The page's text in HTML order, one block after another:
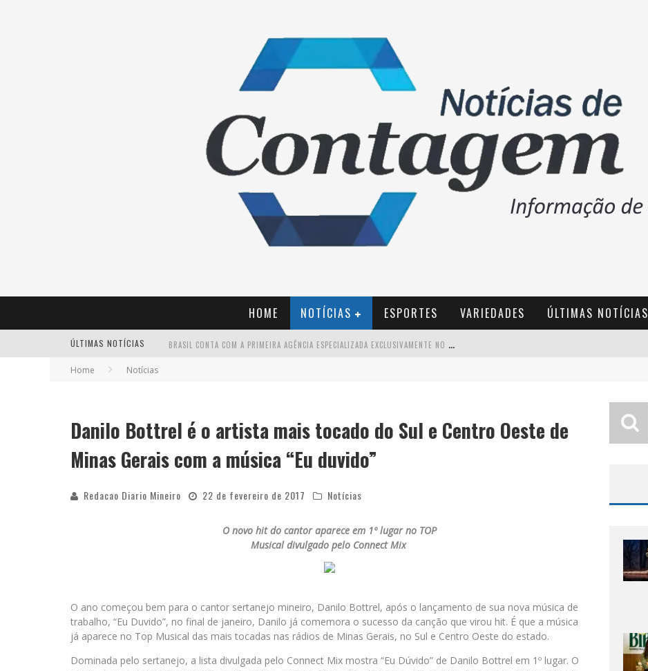
HOME NOTÍCIAS ESPORTES VARIEDADES ÚLTIMAS NOTÍCIAS
ÚLTIMAS NOTÍCIAS B
RASIL CONTA COM A PRIMEIRA AGÊNCIA ESPECIALIZADA EXCLUSIVAMENTE NO SETOR DE BEBIDAS
S
UZY BRASIL DESEMBARCA EM BELO HORIZONTE NESTA QUINTA-FEIRA COM O ESPETÁCULO “UMA NOITE HORRIPILANTE”
Home Notícias
Danilo Bottrel é o artista mais tocado do Sul e Centro Oeste de
Minas Gerais com a música “Eu duvido”
Redacao Diario Mineiro 22 de fevereiro de 2017 Notícias
O novo hit do cantor aparece em 1º lugar no TOP
Musical divulgado pelo Connect Mix
O ano começou bem para o cantor sertanejo mineiro, Danilo Bottrel, após o lançamento de sua nova música de
trabalho, “Eu Duvido”, no final de janeiro, Danilo já comemora o sucesso da canção que virou hit. É que a música
já aparece no Top Musical das mais tocadas nas rádios de Minas Gerais, no Sul e Centro Oeste do estado.
Dominada pelo sertanejo, a lista divulgada pelo Connect Mix mostra “Eu Dúvido” de Danilo Bottrel em 1º lugar. O